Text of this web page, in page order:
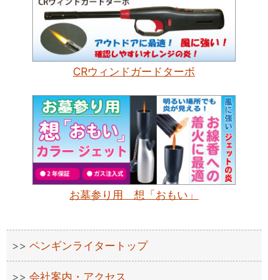
CRウィンドガードターボ
お墓参り用 想「おもい」
ペンギンライタートップ
会社案内・アクセス